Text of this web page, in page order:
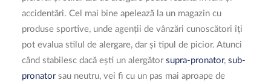
accidentări. Cel mai bine apelează la un magazin cu
produse sportive, unde agenții de vânzări cunoscători îți
pot evalua stilul de alergare, dar și tipul de picior. Atunci
când stabilesc dacă ești un alergător supra-pronator, sub-
pronatorsau neutru, vei fi cu un pas mai aproape de